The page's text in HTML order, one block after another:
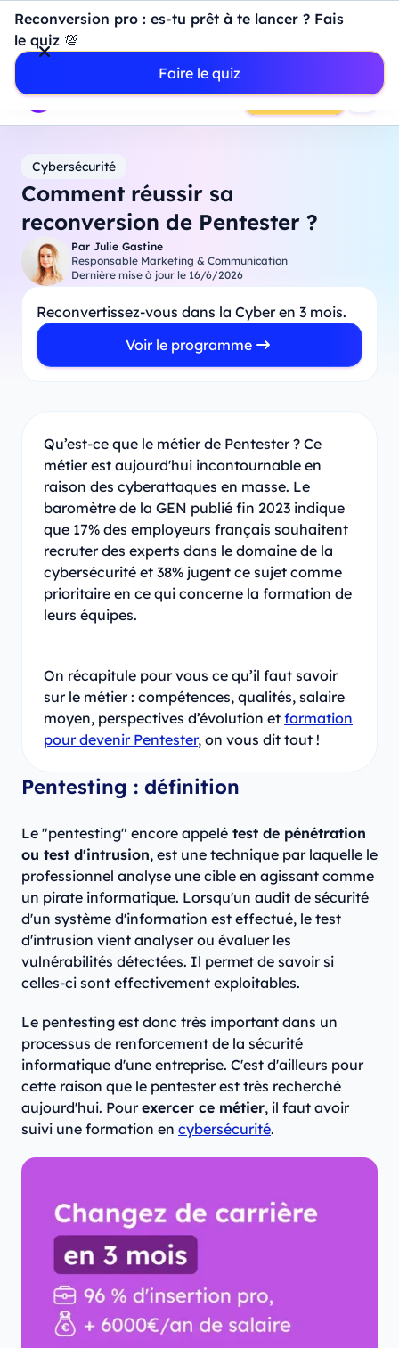
Reconversion pro : es-tu prêt à te lancer ? Fais
le quiz 💯
Faire le quiz
Introduction à Power BI : construisez votre premier
dashboard de A à Z
- Mardi 11 Août
18h00
Professionnels
Étudiants Parents Entreprises
Prendre RDV
Cybersécurité
Comment réussir sa
reconversion de Pentester ?
Par Julie Gastine
Responsable Marketing & Communication
Dernière mise à jour le 16/6/2026
Reconvertissez-vous dans la Cyber en 3 mois.
Voir le programme
Qu’est-ce que le métier de Pentester ? Ce
métier est aujourd'hui incontournable en
raison des cyberattaques en masse. Le
baromètre de la GEN publié fin 2023 indique
que 17% des employeurs français souhaitent
recruter des experts dans le domaine de la
cybersécurité et 38% jugent ce sujet comme
prioritaire en ce qui concerne la formation de
leurs équipes.
On récapitule pour vous ce qu’il faut savoir
sur le métier : compétences, qualités, salaire
moyen, perspectives d’évolution et formation
pour devenir Pentester, on vous dit tout !
Pentesting : définition
Le "pentesting" encore appelé test de pénétration
ou test d'intrusion, est une technique par laquelle le
professionnel analyse une cible en agissant comme
un pirate informatique. Lorsqu'un audit de sécurité
d'un système d'information est effectué, le test
d'intrusion vient analyser ou évaluer les
vulnérabilités détectées. Il permet de savoir si
celles-ci sont effectivement exploitables.
Le pentesting est donc très important dans un
processus de renforcement de la sécurité
informatique d'une entreprise. C'est d'ailleurs pour
cette raison que le pentester est très recherché
aujourd'hui. Pourexercer ce métier, il faut avoir
suivi une formation en cybersécurité.